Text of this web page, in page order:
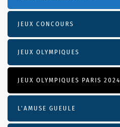
JEUX CONCOURS
JEUX OLYMPIQUES
JEUX OLYMPIQUES PARIS 2024
L'AMUSE GUEULE